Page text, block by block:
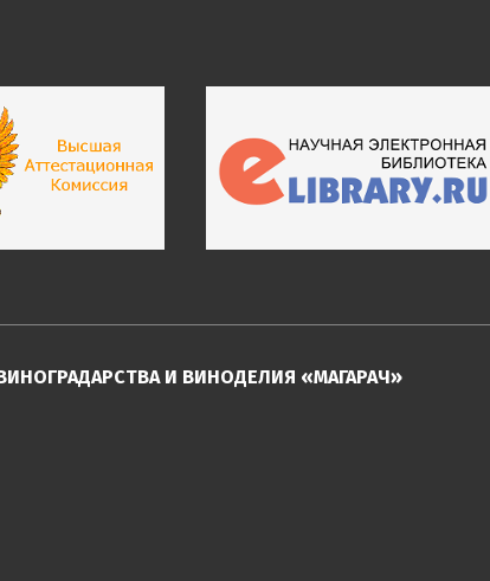
И ВИНОДЕЛИЯ «МАГАРАЧ»